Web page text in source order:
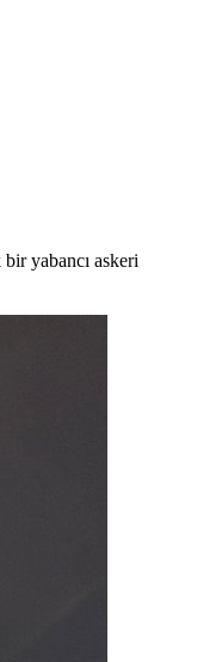
yabancı askeri